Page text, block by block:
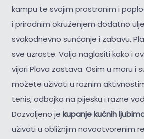
kampu te svojim prostranim i
i prirodnim okruženjem dodatno
svakodnevno sunčanje i zabavu.
sve uzraste. Valja naglasiti kako i
vijori Plava zastava. Osim u moru i
možete uživati u raznim
tenis, odbojka na pijesku i razne
Dozvoljeno je kupanje kućnih
uživati u obližnjim novootvorenim